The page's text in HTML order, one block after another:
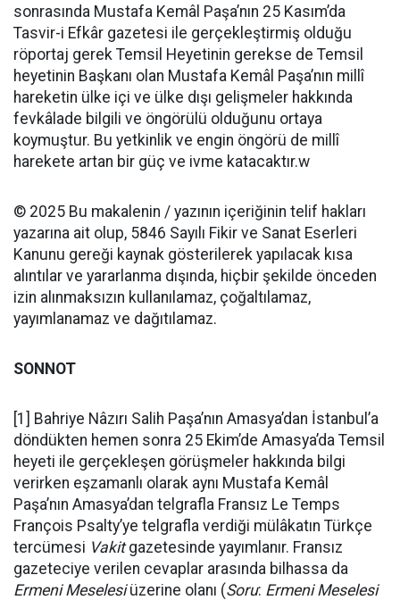
sonrasında Mustafa Kemâl Paşa’nın 25 Kasım’da
Tasvir-i Efkâr gazetesi ile gerçekleştirmiş olduğu
röportaj gerek Temsil Heyetinin gerekse de Temsil
heyetinin Başkanı olan Mustafa Kemâl Paşa’nın millî
hareketin ülke içi ve ülke dışı gelişmeler hakkında
fevkâlade bilgili ve öngörülü olduğunu ortaya
koymuştur. Bu yetkinlik ve engin öngörü de millî
harekete artan bir güç ve ivme katacaktır.w
© 2025 Bu makalenin / yazının içeriğinin telif hakları
yazarına ait olup, 5846 Sayılı Fikir ve Sanat Eserleri
Kanunu gereği kaynak gösterilerek yapılacak kısa
alıntılar ve yararlanma dışında, hiçbir şekilde önceden
izin alınmaksızın kullanılamaz, çoğaltılamaz,
yayımlanamaz ve dağıtılamaz.
SONNOT
[1] Bahriye Nâzırı Salih Paşa’nın Amasya’dan İstanbul’a
döndükten hemen sonra 25 Ekim’de Amasya’da Temsil
heyeti ile gerçekleşen görüşmeler hakkında bilgi
verirken eşzamanlı olarak aynı Mustafa Kemâl
Paşa’nın Amasya’dan telgrafla Fransız Le Temps
François Psalty’ye telgrafla verdiği mülâkatın Türkçe
tercümesi Vakitgazetesinde yayımlanır. Fransız
gazeteciye verilen cevaplar arasında bilhassa da
Ermeni Meselesiüzerine olanı (Soru: Ermeni Meselesi